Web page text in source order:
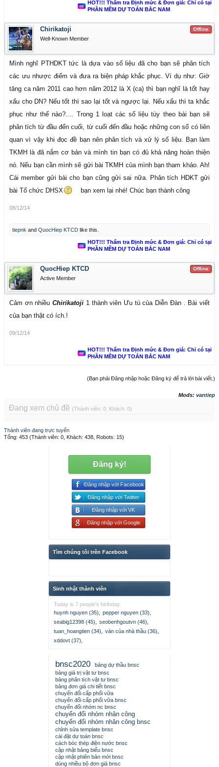
HOT!!! Thẩm tra Định mức & Đơn giá: Chỉ có tại
PHẦN MỀM DỰ TOÁN BẮC NAM
Offline
Chirikatoji
Well-Known Member
Mình nghĩ PTHDKT tức là dựa vào số liệu đã cho bạn sẽ phân tích
các ưu nhược điểm và đưa ra biện pháp khắc phục. Ví dụ như: Giờ
tăng ca năm 2011 cao hơn năm 2012 là X (ca) thì bạn nghĩ là tốt hay
xấu cho DN? Nếu tốt thì sao lại tốt và ngược lại. Nếu xấu thì ta khắc
phục như thế nào?.... Trong 1 loạt các số liệu tùy theo bài bạn sẽ
phân tích từ đầu đến cuối, từ cuối đến đầu hoặc những con số có liên
quan vì vậy khi đọc đề bạn nên phân tích và xử lý số liệu. Bạn làm
TKMH là đã nắm cơ bản và mình tin bạn có đủ khả năng hoàn thiện
nó. Nếu bạn cần mình sẽ gửi bài TKMH của mình bạn tham khảo. Ah!
Cái member gửi bài cho bạn cũng gửi sai nữa. Phân tích HDKT gửi
bài Tổ chức DHSX
bạn xem lại nhé! Chúc bạn thành công
08/12/14
tiepnk and QuocHiep KTCD like this.
HOT!!! Thẩm tra Định mức & Đơn giá: Chỉ có tại
PHẦN MỀM DỰ TOÁN BẮC NAM
Offline
QuocHiep KTCD
Active Member
Cảm ơn nhiềuChirikatoji 1 thành viên Ưu tú của Diễn Đàn . Bài viết
của bạn thật có ích.!
09/12/14
HOT!!! Thẩm tra Định mức & Đơn giá: Chỉ có tại
PHẦN MỀM DỰ TOÁN BẮC NAM
(Bạn phải Đăng nhập hoặc Đăng ký để trả lời bài viết.)
Mods: vantiep
Đang xem chủ đề (Thành viên: 0, Khách: 0)
Thành viên đang trực tuyến
Tổng: 453 (Thành viên: 0, Khách: 438, Robots: 15)
Đăng ký!
Đăng nhập với Facebook
Đăng nhập với Twitter
Đăng nhập với VK
Đăng nhập với Google
Tìm chúng tôi trên Facebook
Sinh nhật thành viên
Today is 7 people's birthday.
huynh nguyen (35)
pepper nguyen (33)
seabig12398 (45)
seobenhgoutvn (46)
tuan_hoangtien (34)
ván của nhà thầu (36)
xddovt (37)
bnsc2020
bảng dự thầu bnsc
bảng giá trị vật tư bnsc
bảng phân tích vật tư bnsc
bảng đơn giá chi tiết bnsc
chuyển đổi cấp phối vữa
chuyển đổi cấp phối vữa bnsc
chuyển đổi nhóm nc bnsc
chuyển đổi nhóm nhân công
chuyển đổi nhóm nhân công bnsc
chỉnh sửa template bnsc
cài đặt dự toán bnsc
cách bóc thép điện nước bnsc
cập nhật bảng biểu bnsc
cập nhật phiên bản mới bnsc
dùng nhiều bộ đơn giá bnsc